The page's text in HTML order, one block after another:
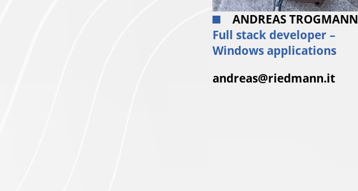
ANDREAS TROGMANN
Full stack developer –
Windows applications
andreas@riedmann.it